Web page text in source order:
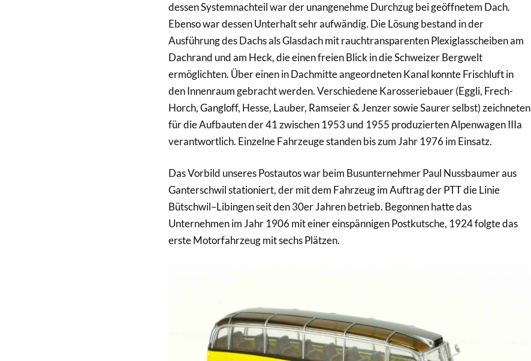
dessen Systemnachteil war der unangenehme Durchzug bei geöffnetem Dach.
Ebenso war dessen Unterhalt sehr aufwändig. Die Lösung bestand in der
Ausführung des Dachs als Glasdach mit rauchtransparenten Plexiglasscheiben am
Dachrand und am Heck, die einen freien Blick in die Schweizer Bergwelt
ermöglichten. Über einen in Dachmitte angeordneten Kanal konnte Frischluft in
den Innenraum gebracht werden. Verschiedene Karosseriebauer (Eggli, Frech-
Horch, Gangloff, Hesse, Lauber, Ramseier & Jenzer sowie Saurer selbst) zeichneten
für die Aufbauten der 41 zwischen 1953 und 1955 produzierten Alpenwagen IIIa
verantwortlich. Einzelne Fahrzeuge standen bis zum Jahr 1976 im Einsatz.
Das Vorbild unseres Postautos war beim Busunternehmer Paul Nussbaumer aus
Ganterschwil stationiert, der mit dem Fahrzeug im Auftrag der PTT die Linie
Bütschwil–Libingen seit den 30er Jahren betrieb. Begonnen hatte das
Unternehmen im Jahr 1906 mit einer einspännigen Postkutsche, 1924 folgte das
erste Motorfahrzeug mit sechs Plätzen.